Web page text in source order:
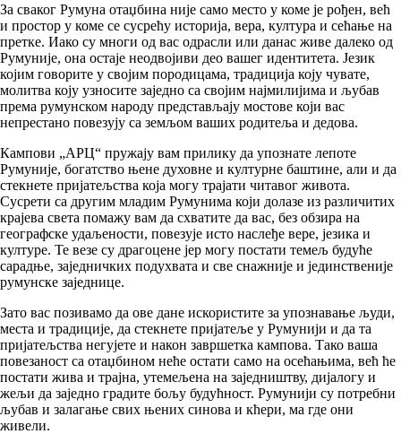
За сваког Румуна отаџбина није само место у коме је рођен, већ
и простор у коме се сусрећу историја, вера, култура и сећање на
претке. Иако су многи од вас одрасли или данас живе далеко од
Румуније, она остаје неодвојиви део вашег идентитета. Језик
којим говорите у својим породицама, традиција коју чувате,
молитва коју узносите заједно са својим најмилијима и љубав
према румунском народу представљају мостове који вас
непрестано повезују са земљом ваших родитеља и дедова.
Кампови „АРЦ“ пружају вам прилику да упознате лепоте
Румуније, богатство њене духовне и културне баштине, али и да
стекнете пријатељства која могу трајати читавог живота.
Сусрети са другим младим Румунима који долазе из различитих
крајева света помажу вам да схватите да вас, без обзира на
географске удаљености, повезује исто наслеђе вере, језика и
културе. Те везе су драгоцене јер могу постати темељ будуће
сарадње, заједничких подухвата и све снажније и јединственије
румунске заједнице.
Зато вас позивамо да ове дане искористите за упознавање људи,
места и традиције, да стекнете пријатеље у Румунији и да та
пријатељства негујете и након завршетка кампова. Тако ваша
повезаност са отаџбином неће остати само на осећањима, већ ће
постати жива и трајна, утемељена на заједништву, дијалогу и
жељи да заједно градите бољу будућност. Румунији су потребни
љубав и залагање свих њених синова и кћери, ма где они
живели.